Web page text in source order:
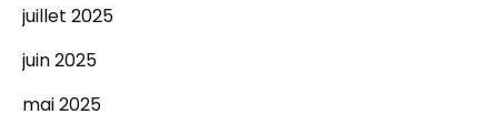
juillet 2025
juin 2025
mai 2025